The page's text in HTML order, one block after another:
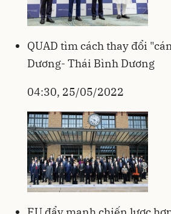
QUAD tìm cách thay đổi
Dương- Thái Bình Dương
04:30, 25/05/2022